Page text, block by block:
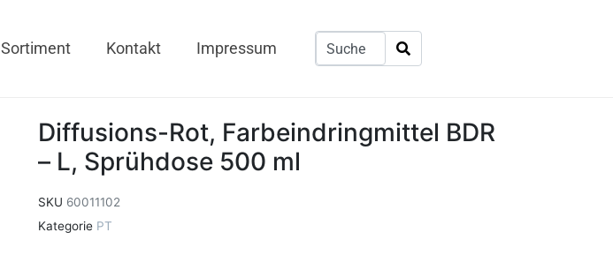
Sortiment Kontakt Impressum
Diffusions-Rot, Farbeindringmittel BDR
– L, Sprühdose 500 ml
SKU 60011102
Kategorie PT